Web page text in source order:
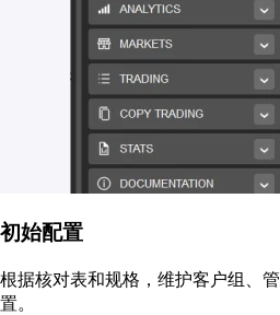
初始配置
根据核对表和规格，维护客户组、
置。